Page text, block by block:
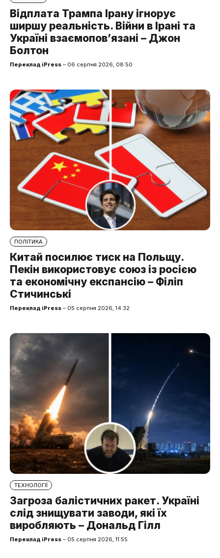
Відплата Трампа Ірану ігнорує
ширшу реальність. Війни в Ірані та
Україні взаємопов’язані – Джон
Болтон
Переклад iPress – 06 серпня 2026, 08:50
ПОЛІТИКА
Китай посилює тиск на Польщу.
Пекін використовує союз із росією
та економічну експансію – Філіп
Стичинські
Переклад iPress – 05 серпня 2026, 14:32
ТЕХНОЛОГІЇ
Загроза балістичних ракет. Україні
слід знищувати заводи, які їх
виробляють – Дональд Гілл
Переклад iPress – 05 серпня 2026, 11:55